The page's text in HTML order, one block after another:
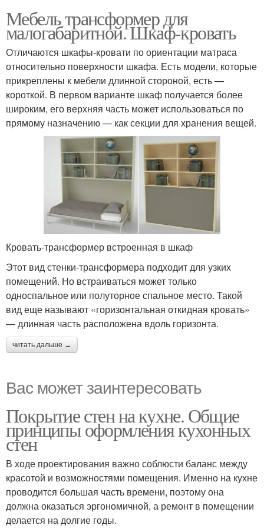
Мебель трансформер для
малогабаритной. Шкаф-кровать
Отличаются шкафы-кровати по ориентации матраса
относительно поверхности шкафа. Есть модели, которые
прикреплены к мебели длинной стороной, есть —
короткой. В первом варианте шкаф получается более
широким, его верхняя часть может использоваться по
прямому назначению — как секции для хранения вещей.
Кровать-трансформер встроенная в шкаф
Этот вид стенки-трансформера подходит для узких
помещений. Но встраиваться может только
односпальное или полуторное спальное место. Такой
вид еще называют «горизонтальная откидная кровать»
— длинная часть расположена вдоль горизонта.
читать дальше →
Вас может заинтересовать
Покрытие стен на кухне. Общие
принципы оформления кухонных
стен
В ходе проектирования важно соблюсти баланс между
красотой и возможностями помещения. Именно на кухне
проводится большая часть времени, поэтому она
должна оказаться эргономичной, а ремонт в помещении
делается на долгие годы.